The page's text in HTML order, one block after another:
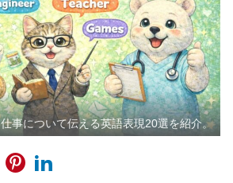
仕事について伝える英語表現20選を紹介。